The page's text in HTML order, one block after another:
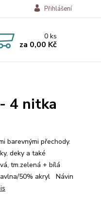
Přihlášení
0ks
za 0,00 Kč
4 nitka
barevnými přechody.
deky a také
tm.zelená + bílá
50% akryl Návin